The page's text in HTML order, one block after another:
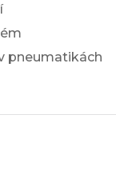
pneumatikách